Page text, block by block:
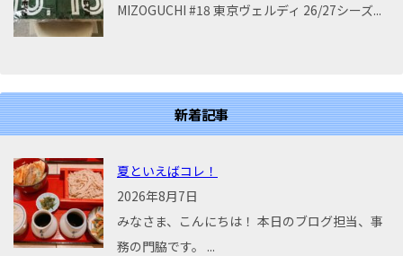
MIZOGUCHI #18 東京ヴェルディ 26/27シーズ...
新着記事
夏といえばコレ！
2026年8月7日
みなさま、こんにちは！ 本日のブログ担当、事
務の門脇です。 ...